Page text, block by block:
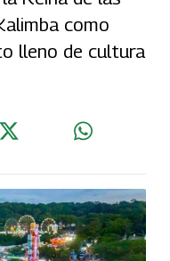
como
lleno de cultura